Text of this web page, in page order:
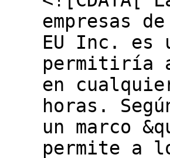
empresas
EU Inc. es
permitiría
en
horas.
un marco
permite a